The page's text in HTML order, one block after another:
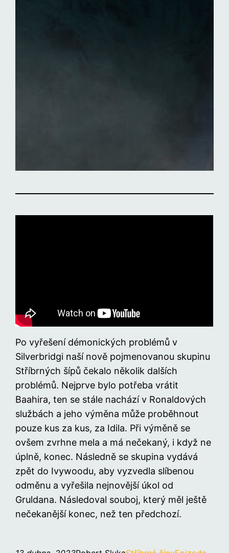
Po vyřešení démonických problémů v
Silverbridgi naší nově pojmenovanou skupinu
Stříbrných šípů čekalo několik dalších
problémů. Nejprve bylo potřeba vrátit
Baahira, ten se stále nachází v Ronaldových
službách a jeho výměna může proběhnout
pouze kus za kus, za Idila. Při výměně se
ovšem zvrhne mela a má nečekaný, i když ne
úplně, konec. Následně se skupina vydává
zpět do Ivywoodu, aby vyzvedla slíbenou
odměnu a vyřešila nejnovější úkol od
Gruldana. Následoval souboj, který měl ještě
nečekanější konec, než ten předchozí.